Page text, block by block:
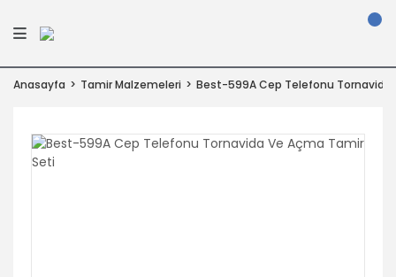
Anasayfa Tamir Malzemeleri Best-599A Cep Telefonu Tornavida